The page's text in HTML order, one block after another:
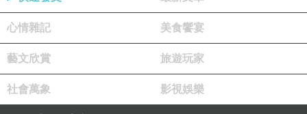
順路 想買...1500cc 大罐飲料 (需要趕快補充飲料，覺得
快束起來)，
店員幫我找，因為是大瓶裝，怕偶拿不動，
心情雜記 美食饗宴
藝文欣賞 旅遊玩家
社會萬象 影視娛樂